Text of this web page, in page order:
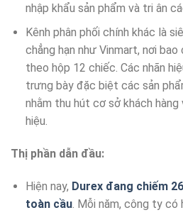
nhập khẩu sản phẩm và tri ân
Kênh phân phối chính khác là
chẳng hạn như Vinmart, nơi
theo hộp 12 chiếc. Các nhãn
trưng bày đặc biệt các sản
nhằm thu hút cơ sở khách
hiệu.
Thị phần dẫn đầu:
Hiện nay, Durex đang chiếm
toàn cầu. Mỗi năm, công ty có